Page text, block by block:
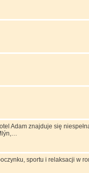
Adam znajduje się
sportu i relaksacji w